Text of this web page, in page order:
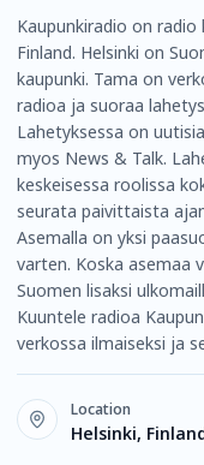
Kaupunkiradio on radio
Finland. Helsinki on
kaupunki. Tama on
radioa ja suoraa
Lahetyksessa on
myos News & Talk.
keskeisessa roolissa
seurata paivittaista
Asemalla on yksi
varten. Koska asemaa
Suomen lisaksi
Kuuntele radioa
verkossa ilmaiseksi ja
Location
Helsinki,